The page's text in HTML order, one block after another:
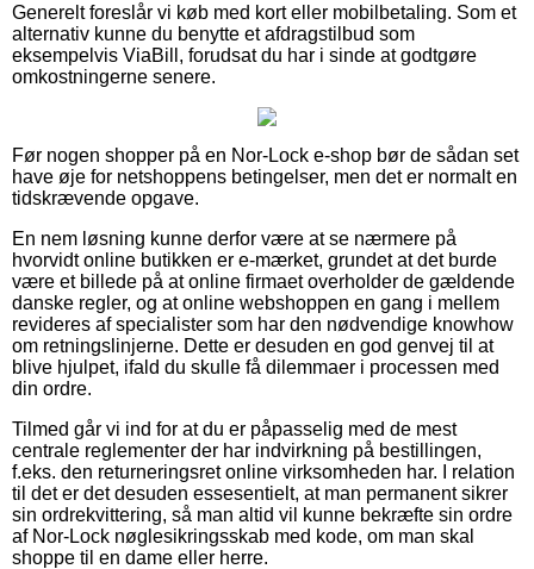
Generelt foreslår vi køb med kort eller mobilbetaling. Som et
alternativ kunne du benytte et afdragstilbud som
eksempelvis ViaBill, forudsat du har i sinde at godtgøre
omkostningerne senere.
Før nogen shopper på en Nor-Lock e-shop bør de sådan set
have øje for netshoppens betingelser, men det er normalt en
tidskrævende opgave.
En nem løsning kunne derfor være at se nærmere på
hvorvidt online butikken er e-mærket, grundet at det burde
være et billede på at online firmaet overholder de gældende
danske regler, og at online webshoppen en gang i mellem
revideres af specialister som har den nødvendige knowhow
om retningslinjerne. Dette er desuden en god genvej til at
blive hjulpet, ifald du skulle få dilemmaer i processen med
din ordre.
Tilmed går vi ind for at du er påpasselig med de mest
centrale reglementer der har indvirkning på bestillingen,
f.eks. den returneringsret online virksomheden har. I relation
til det er det desuden essesentielt, at man permanent sikrer
sin ordrekvittering, så man altid vil kunne bekræfte sin ordre
af Nor-Lock nøglesikringsskab med kode, om man skal
shoppe til en dame eller herre.